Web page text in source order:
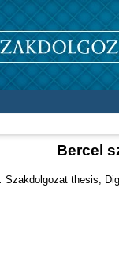
Bercel
Szakdolgozat thesis,